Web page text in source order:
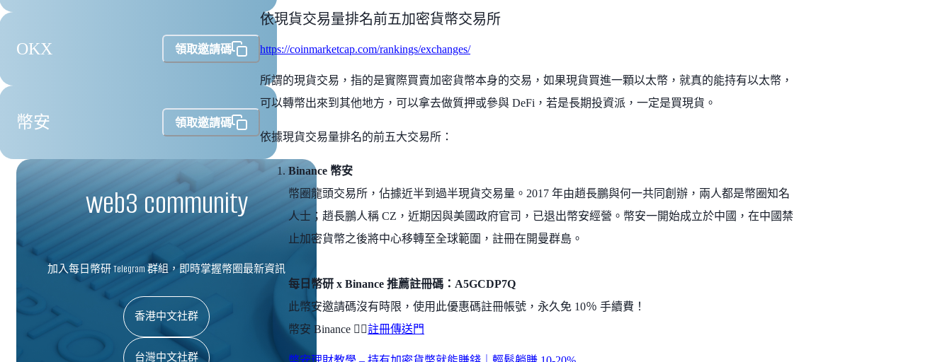
OKX 領取邀請碼
幣安 領取邀請碼
web3 community
加入每日幣研 Telegram 群組，即時掌握幣圈最新資訊
香港中文社群
台灣中文社群
依現貨交易量排名前五加密貨幣交易所
https://coinmarketcap.com/rankings/exchanges/
所謂的現貨交易，指的是實際買賣加密貨幣本身的交易，如果現貨買進一顆以太幣，就真的能持有以太幣，
可以轉幣出來到其他地方，可以拿去做質押或參與 DeFi，若是長期投資派，一定是買現貨。
依據現貨交易量排名的前五大交易所：
Binance 幣安
幣圈龍頭交易所，佔據近半到過半現貨交易量。2017 年由趙長鵬與何一共同創辦，兩人都是幣圈知名
人士；趙長鵬人稱 CZ，近期因與美國政府官司，已退出幣安經營。幣安一開始成立於中國，在中國禁
止加密貨幣之後將中心移轉至全球範圍，註冊在開曼群島。
每日幣研 x Binance 推薦註冊碼：A5GCDP7Q
此幣安邀請碼沒有時限，使用此優惠碼註冊帳號，永久免 10％ 手續費！
幣安 Binance 👉🏻註冊傳送門